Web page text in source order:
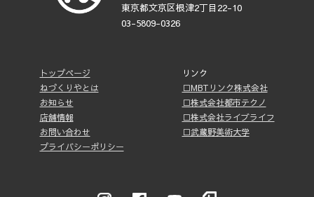
東京都文京区根津2丁目22-10
03-5809-0326
トップページ
ねづくりやとは
お知らせ
店舗情報
お問い合わせ
プライバシーポリシー
リンク
□MBTリンク株式会社
□株式会社都市テクノ
□株式会社ライブライフ
□武蔵野美術大学